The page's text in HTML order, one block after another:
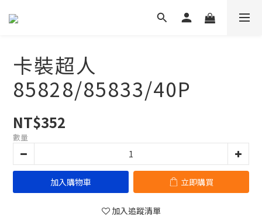
卡裝超人
85828/85833/40P
NT$352
數量
加入購物車 立即購買
加入追蹤清單